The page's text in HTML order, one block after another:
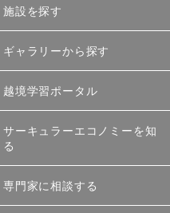
施設を探す
ギャラリーから探す
越境学習ポータル
サーキュラーエコノミーを知
る
専門家に相談する